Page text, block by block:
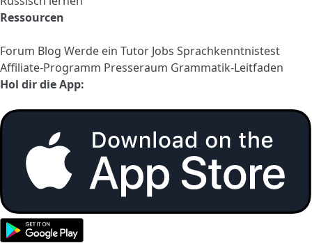
Ressourcen
Forum Blog Werde ein Tutor Jobs Sprachkenntnistest
Affiliate-Programm Presseraum Grammatik-Leitfaden
Hol dir die App: